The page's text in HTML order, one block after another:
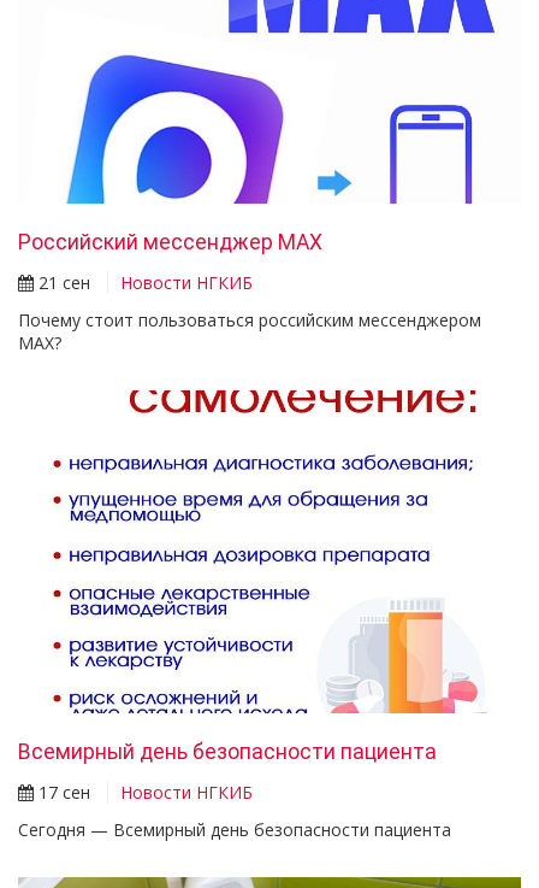
Российский мессенджер МАХ
21 сен
Новости НГКИБ
Почему стоит пользоваться российским мессенджером
МАХ?
Всемирный день безопасности пациента
17 сен
Новости НГКИБ
Сегодня — Всемирный день безопасности пациента